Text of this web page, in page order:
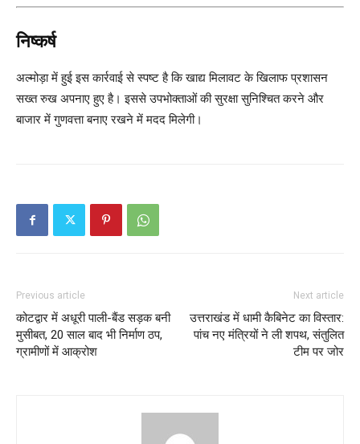
निष्कर्ष
अल्मोड़ा में हुई इस कार्रवाई से स्पष्ट है कि खाद्य मिलावट के खिलाफ प्रशासन
सख्त रुख अपनाए हुए है। इससे उपभोक्ताओं की सुरक्षा सुनिश्चित करने और
बाजार में गुणवत्ता बनाए रखने में मदद मिलेगी।
Previous article
कोटद्वार में अधूरी पाली-बैंड सड़क बनी
मुसीबत, 20 साल बाद भी निर्माण ठप,
ग्रामीणों में आक्रोश
Next article
उत्तराखंड में धामी कैबिनेट का विस्तार:
पांच नए मंत्रियों ने ली शपथ, संतुलित
टीम पर जोर